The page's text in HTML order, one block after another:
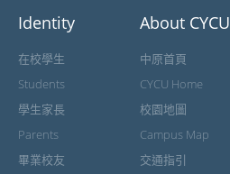
Identity
在校學生
Students
學生家長
Parents
畢業校友
About CYCU
中原首頁
CYCU Home
校園地圖
Campus Map
交通指引